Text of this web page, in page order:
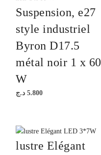
Suspension, e27
style industriel
Byron D17.5
métal noir 1 x 60
W
5.800 د.ج
lustre Elégant